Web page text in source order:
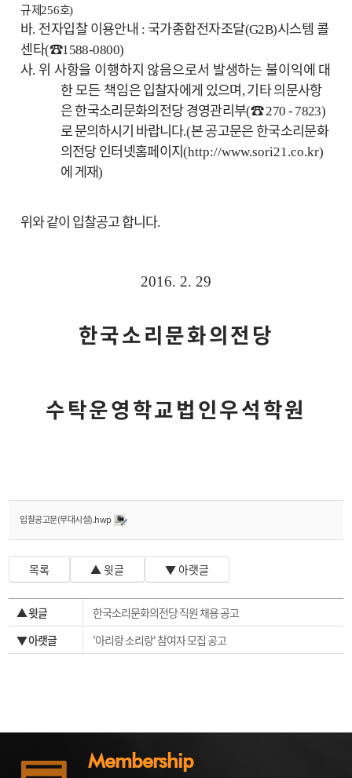
규 제256호)
바. 전자입찰 이용안내 : 국가종합전자조달(G2B)시스템 콜
센타(☎1588-0800)
사. 위 사항을 이행하지 않음으로서 발생하는 불이익에 대
한 모든 책임은입찰자에게 있으며,기타 의문사항
은 한국소리문화의전당 경영관리부(☎270 - 7823)
로 문의하시기 바랍니다.(본 공고문은 한국소리문화
의전당 인터넷홈페이지(http://www.sori21.co.kr)
에 게재)
위와 같이 입찰공고 합니다.
2016. 2. 29
한국소리문화의전당
수탁운영학교법인우석학원
입찰공고문(무대시설).hwp
목록 ▲ 윗글 ▼ 아랫글
▲ 윗글
한국소리문화의전당 직원 채용 공고
▼ 아랫글
'아리랑 소리랑' 참여자 모집 공고
Membership